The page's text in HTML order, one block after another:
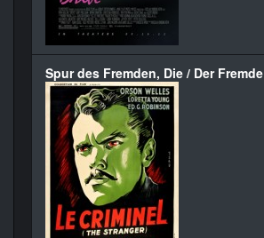
Spur des Fremden, Die / Der Fremde